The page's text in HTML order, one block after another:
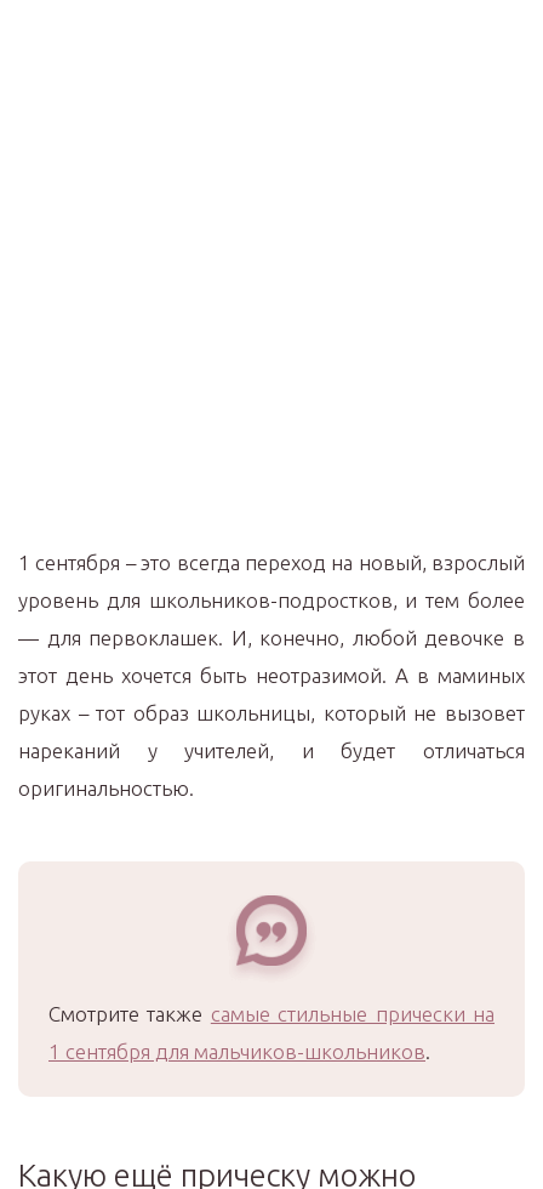
1 сентября – это всегда переход на новый, взрослый
уровень для школьников-подростков, и тем более
— для первоклашек. И, конечно, любой девочке в
этот день хочется быть неотразимой. А в маминых
руках – тот образ школьницы, который не вызовет
нареканий у учителей, и будет отличаться
оригинальностью.
Смотрите также самые стильные прически на
1 сентября для мальчиков-школьников.
Какую ещё прическу можно